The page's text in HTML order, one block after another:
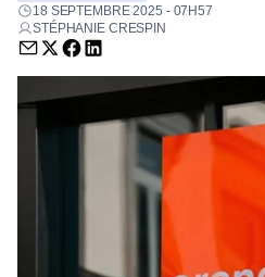
18 SEPTEMBRE 2025 - 07H57
STÉPHANIE CRESPIN
Envoyer par email (nouvelle
Partager sur Twitter
Partager sur Facebook
Partager sur LinkedIn